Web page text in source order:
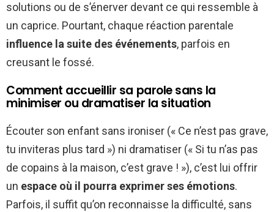
solutions ou de s’énerver devant ce qui ressemble à
un caprice. Pourtant, chaque réaction parentale
influence la suite des événements, parfois en
creusant le fossé.
Comment accueillir sa parole sans la
minimiser ou dramatiser la situation
Écouter son enfant sans ironiser (« Ce n’est pas grave,
tu inviteras plus tard ») ni dramatiser (« Si tu n’as pas
de copains à la maison, c’est grave ! »), c’est lui offrir
un espace où il pourra exprimer ses émotions.
Parfois, il suffit qu’on reconnaisse la difficulté, sans